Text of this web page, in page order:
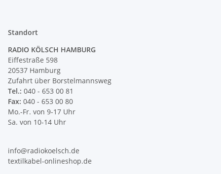
Standort
RADIO KÖLSCH HAMBURG
Eiffestraße 598
20537 Hamburg
Zufahrt über Borstelmannsweg
Tel.: 040 - 653 00 81
Fax: 040 - 653 00 80
Mo.-Fr. von 9-17 Uhr
Sa. von 10-14 Uhr
info@radiokoelsch.de
textilkabel-onlineshop.de